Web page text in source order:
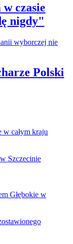
czasie
nigdy"
Polski
w całym kraju
Szczecinie
Głębokie w